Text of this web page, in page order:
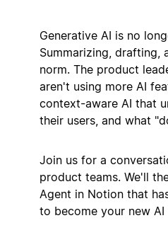
Generative AI is no
Summarizing, drafting,
norm. The product
aren't using more AI
context-aware AI that
their users, and what
Join us for a
product teams. We'll
Agent in Notion that
to become your new AI